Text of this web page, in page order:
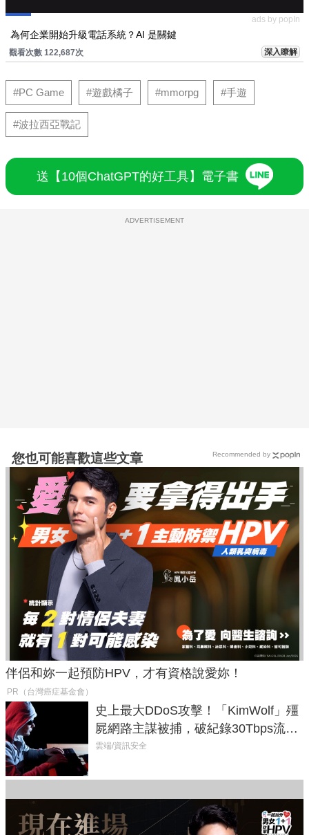
ads by popIn
為何企業開始升級電話系統？AI 是關鍵
觀看次數 122,687次 深入瞭解
#PC Game #遊戲橘子 #mmorpg #手遊
#波拉西亞戰記
送【10個ChatGPT的好工具】電子書
ADVERTISEMENT
您也可能喜歡這些文章
伴侶和妳一起預防HPV，才有資格說愛妳！
PR（台灣癌症基金會）
史上最大DDoS攻擊！「KimWolf」殭
屍網路主謀被捕，破紀錄30Tbps流量
癱瘓全球！
雲端/資訊安全
Recommended by